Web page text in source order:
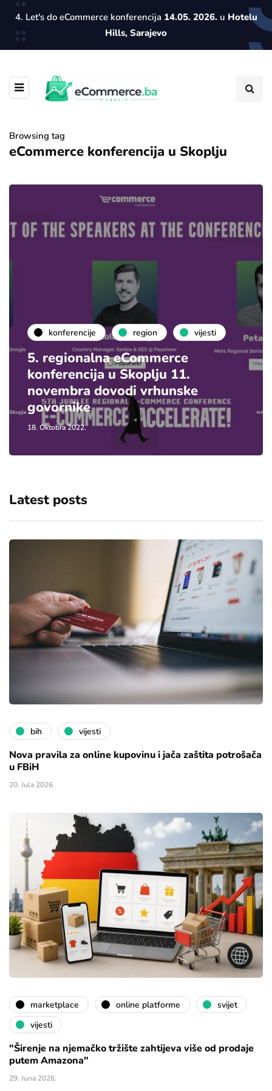
4. Let's do eCommerce konferencija 14.05. 2026.u Hotelu
Hills, Sarajevo
Browsing tag
eCommerce konferencija u Skoplju
konferencije region vijesti
5. regionalna eCommerce
konferencija u Skoplju 11.
novembra dovodi vrhunske
govornike
18. Oktobra 2022.
Latest posts
bih vijesti
Nova pravila za online kupovinu i jača zaštita potrošača
u FBiH
20. Jula 2026.
marketplace online platforme
svijet
vijesti
"Širenje na njemačko tržište zahtijeva više od prodaje
putem Amazona"
29. Juna 2026.